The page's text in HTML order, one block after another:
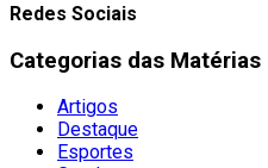
Redes Sociais
Categorias das Matérias
Artigos
Destaque
Esportes